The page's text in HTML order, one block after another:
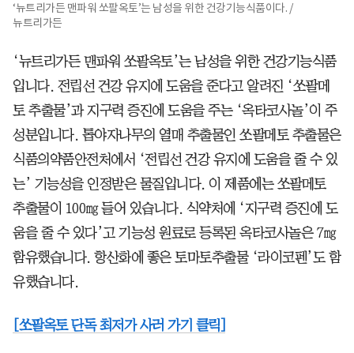
‘뉴트리가든 맨파워 쏘팔옥토’는 남성을 위한 건강기능식품이다. /
뉴트리가든
‘뉴트리가든 맨파워 쏘팔옥토’는 남성을 위한 건강기능식품
입니다. 전립선 건강 유지에 도움을 준다고 알려진 ‘쏘팔메
토 추출물’과 지구력 증진에 도움을 주는 ‘옥타코사놀’이 주
성분입니다. 톱야자나무의 열매 추출물인 쏘팔메토 추출물은
식품의약품안전처에서 ‘전립선 건강 유지에 도움을 줄 수 있
는’ 기능성을 인정받은 물질입니다. 이 제품에는 쏘팔메토
추출물이 100㎎ 들어 있습니다. 식약처에 ‘지구력 증진에 도
움을 줄 수 있다’고 기능성 원료로 등록된 옥타코사놀은 7㎎
함유했습니다. 항산화에 좋은 토마토추출물 ‘라이코펜’도 함
유했습니다.
[쏘팔옥토 단독 최저가 사러 가기 클릭]